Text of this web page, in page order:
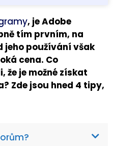
, je Adobe
tím prvním, na
jeho používání však
cena. Co
že je možné získat
Zde jsou hned 4 tipy,